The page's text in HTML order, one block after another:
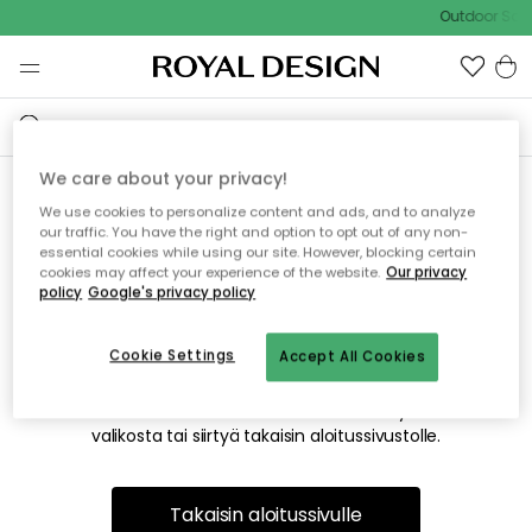
Outdoor
Emme valitettavasti löydä
etsimääsi sivua
Tämä voi johtua siitä, että sivua ei enää ole tai siitä, että se
on siirretty muualle. Pahoittelemme tästä mahdollisesti
valikosta tai siirtyä takaisin aloitussivustolle.
Takaisin aloitussivulle
We care about your privacy!
We use cookies to personalize content and ads, and to analyze
our traffic. You have the right and option to opt out of any non-
essential cookies while using our site. However, blocking certain
cookies may affect your experience of the website. Our privacy
policy Google's privacy policy
Accept All Cookies
Cookie Settings